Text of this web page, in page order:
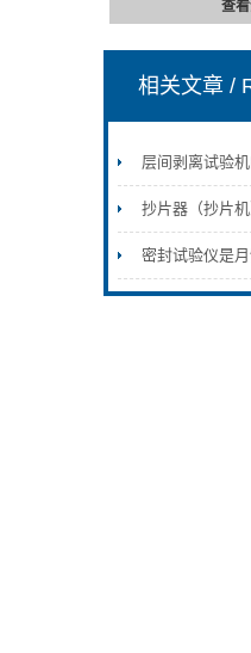
查
相关文章/
层间剥离试验
密封试验仪是